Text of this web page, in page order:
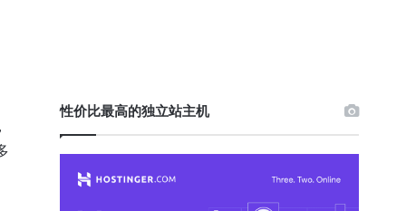
性价比最高的独立站主机